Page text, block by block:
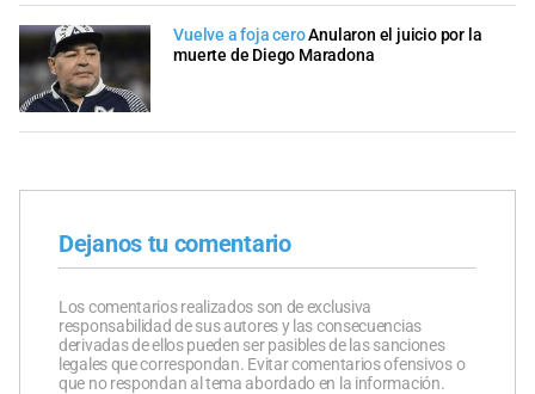
Vuelve a foja ceroAnularon el juicio por la
muerte de Diego Maradona
Dejanos tu comentario
Los comentarios realizados son de exclusiva
responsabilidad de sus autores y las consecuencias
derivadas de ellos pueden ser pasibles de las sanciones
legales que correspondan. Evitar comentarios ofensivos o
que no respondan al tema abordado en la información.